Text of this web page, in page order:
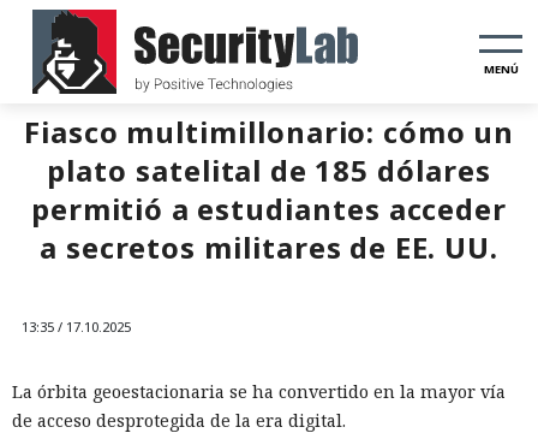
MENÚ
Fiasco multimillonario: cómo un
plato satelital de 185 dólares
permitió a estudiantes acceder
a secretos militares de EE. UU.
13:35 / 17.10.2025
La órbita geoestacionaria se ha convertido en la mayor vía
de acceso desprotegida de la era digital.